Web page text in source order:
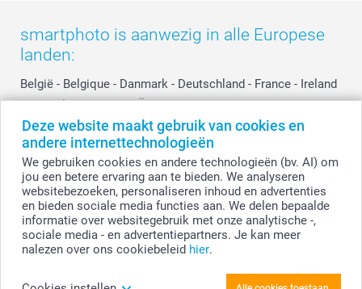
Deze website maakt gebruik van cookies en
andere internettechnologieën
We gebruiken cookies en andere technologieën (bv. AI) om
jou een betere ervaring aan te bieden. We analyseren
websitebezoeken, personaliseren inhoud en advertenties
en bieden sociale media functies aan. We delen bepaalde
informatie over websitegebruik met onze analytische -,
sociale media - en advertentiepartners. Je kan meer
nalezen over ons cookiebeleid hier.
Privacy
Cookiebeleid
Reviews
Prijslijst
Investor Relations
smartbonus
smartfriends
service@smartphoto.nl
Affiliate partnerprogramma
Partnerships
Influencer partnerprogramma
Moederdag
Vaderdag
Huwelijk
smartphoto is aanwezig in alle Europese
landen:
België - Belgique - Danmark - Deutschland - France - Ireland
- Nederland - Norge - Österreich - Schweiz - Suisse -
Switzerland - Suomi - Sverige - United Kingdom -
Other Countries
Alle prijzen zijn in EURO (€) inclusief BTW en exclusief verzendkosten.